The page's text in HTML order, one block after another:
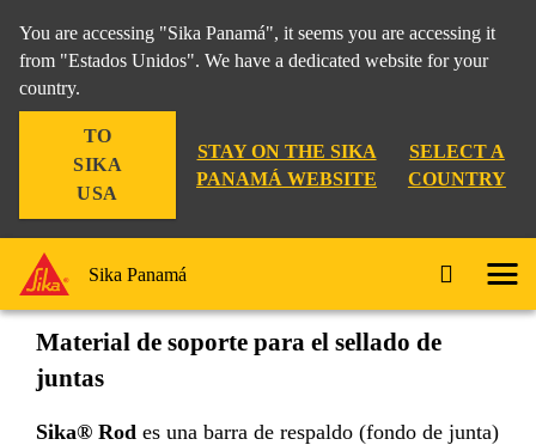
You are accessing "Sika Panamá", it seems you are accessing it
from "Estados Unidos". We have a dedicated website for your
country.
TO
SIKA
USA
STAY ON THE SIKA
PANAMÁ WEBSITE
SELECT A
COUNTRY
Sika Panamá
Sika® Rod
Material de soporte para el sellado de
juntas
Sika® Rod es una barra de respaldo (fondo de junta)